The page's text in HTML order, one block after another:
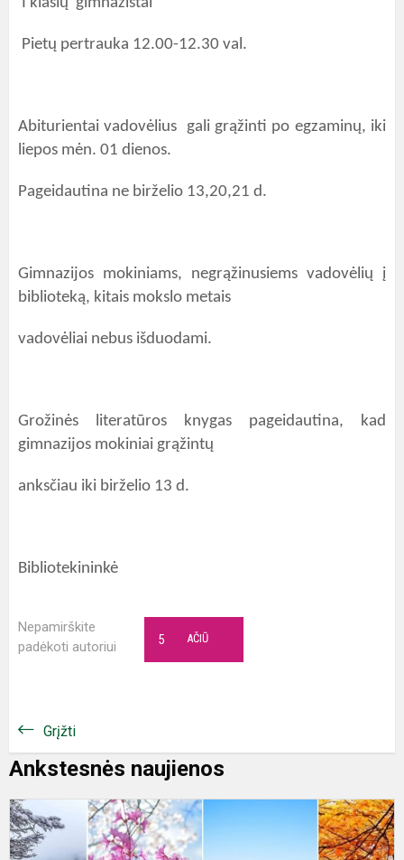
Pietų pertrauka 12.00-12.30 val.
Abiturientai vadovėlius gali grąžinti po egzaminų, iki
liepos mėn. 01 dienos.
Pageidautina ne birželio 13,20,21 d.
Gimnazijos mokiniams, negrąžinusiems vadovėlių į
biblioteką, kitais mokslo metais
vadovėliai nebus išduodami.
Grožinės literatūros knygas pageidautina, kad
gimnazijos mokiniai grąžintų
anksčiau iki birželio 13 d.
Bibliotekininkė
Nepamirškite
padėkoti autoriui
AČIŪ
5
Grįžti
Ankstesnės naujienos